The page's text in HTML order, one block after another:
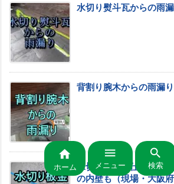
水切り熨斗瓦からの雨
背割り腕木からの雨漏
水切り板金鼻仕舞いか
の内壁も（現場・大阪府

ホーム

メニュー

検索